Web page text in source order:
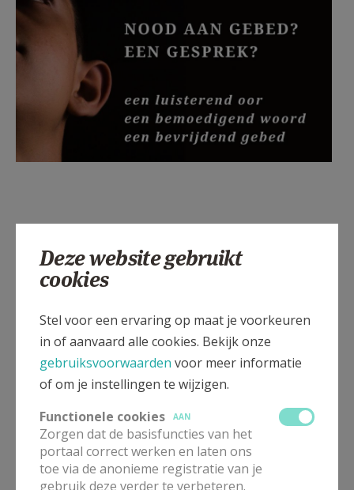
Gepubliceerd door
Artikel
Deze website gebruikt
cookies
Stel voor een ervaring op maat je voorkeuren
in of aanvaard alle cookies. Bekijk onze
gebruiksvoorwaarden voor meer informatie
of om je instellingen te wijzigen.
Functionele cookies
AAN
Zorgen dat de basisfuncties van het
portaal correct werken en laten ons
toe via de anonieme registratie van je
gebruik deze verder te verbeteren.